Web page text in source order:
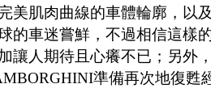
美肌肉曲線的車體輪廓，以
的車迷嘗鮮，不過相信這樣
讓人期待且心癢不已；另外
準備再次地復甦